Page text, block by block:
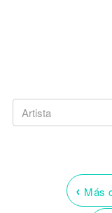
‹ Más